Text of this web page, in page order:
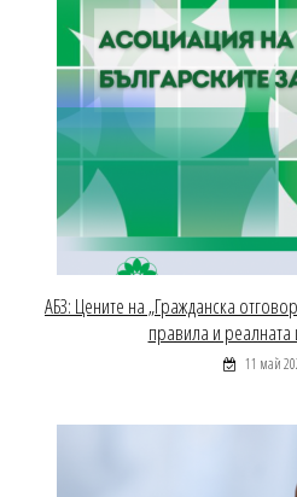
АБЗ: Цените на „Гражданска
правила и реалната
11 май